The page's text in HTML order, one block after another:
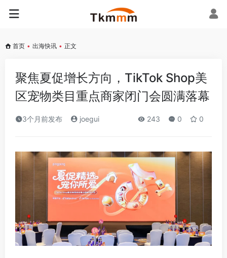
首页 • 出海快讯 • 正文
聚焦夏促增长方向，TikTok Shop美
区宠物类目重点商家闭门会圆满落幕
3个月前发布 joegui 243 0 0